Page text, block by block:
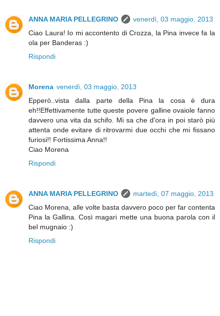
ANNA MARIA PELLEGRINO
venerdì, 03 maggio, 2013
Ciao Laura! Io mi accontento di Crozza, la Pina invece fa la
ola per Banderas :)
Rispondi
Morena venerdì, 03 maggio, 2013
Epperò..vista dalla parte della Pina la cosa è dura
eh!!Effettivamente tutte queste povere galline ovaiole fanno
davvero una vita da schifo. Mi sa che d'ora in poi starò più
attenta onde evitare di ritrovarmi due occhi che mi fissano
furiosi!! Fortissima Anna!!
Ciao Morena
Rispondi
ANNA MARIA PELLEGRINO
martedì, 07 maggio, 2013
Ciao Morena, alle volte basta davvero poco per far contenta
Pina la Gallina. Così magari mette una buona parola con il
bel mugnaio :)
Rispondi